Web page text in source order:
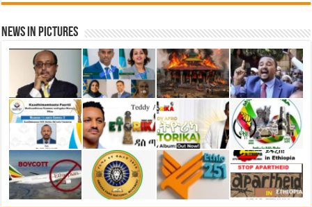
News in Pictures